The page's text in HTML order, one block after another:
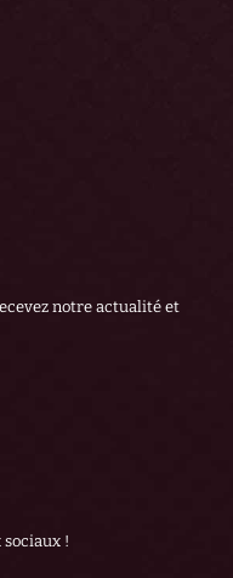
notre actualité et
!